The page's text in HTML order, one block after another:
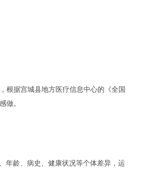
根据宫城县地方医疗信息中心的《全国
做。
年龄、病史、健康状况等个体差异，运